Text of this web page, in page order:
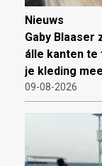
Nieuws
Gaby
álle kanten te
je kleding
09-08-2026